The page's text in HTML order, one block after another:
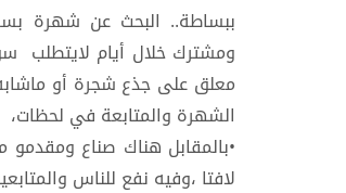
ببساطة.. البحث عن شهرة
ومشترك خلال أيام لايتطلب
معلق على جذع شجرة أو
الشهرة والمتابعة في لحظات،
•بالمقابل هناك صناع
لافتا ،وفيه نفع للناس